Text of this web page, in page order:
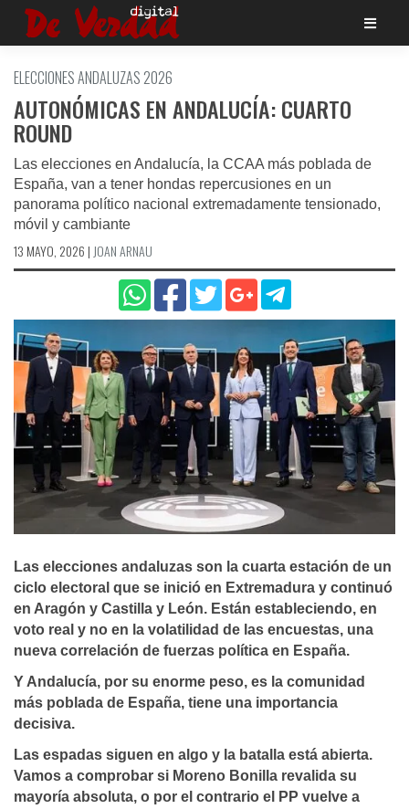
Saltar
ELECCIONES ANDALUZAS 2026
AUTONÓMICAS EN ANDALUCÍA: CUARTO
ROUND
Las elecciones en Andalucía, la CCAA más poblada de
España, van a tener hondas repercusiones en un
panorama político nacional extremadamente tensionado,
móvil y cambiante
13 MAYO, 2026 | JOAN ARNAU
Las elecciones andaluzas son la cuarta estación de un
ciclo electoral que se inició en Extremadura y continuó
en Aragón y Castilla y León. Están estableciendo, en
voto real y no en la volatilidad de las encuestas, una
nueva correlación de fuerzas política en España.
Y Andalucía, por su enorme peso, es la comunidad
más poblada de España, tiene una importancia
decisiva.
Las espadas siguen en algo y la batalla está abierta.
Vamos a comprobar si Moreno Bonilla revalida su
mayoría absoluta, o por el contrario el PP vuelve a